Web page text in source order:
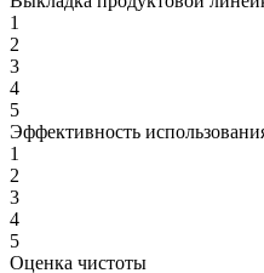
1
2
3
4
5
Эффективность
1
2
3
4
5
Оценка чистоты